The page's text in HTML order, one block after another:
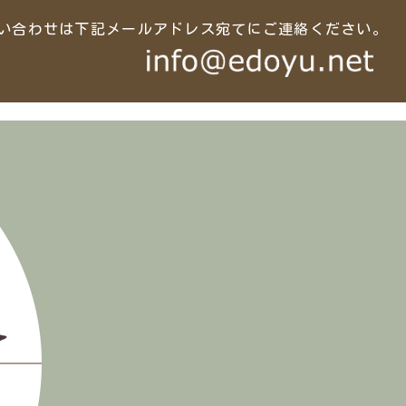
合わせは下記メールアドレス宛てにご連絡ください。